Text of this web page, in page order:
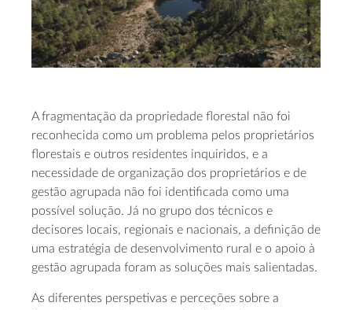
A fragmentação da propriedade florestal não foi
reconhecida como um problema pelos proprietários
florestais e outros residentes inquiridos, e a
necessidade de organização dos proprietários e de
gestão agrupada não foi identificada como uma
possível solução. Já no grupo dos técnicos e
decisores locais, regionais e nacionais, a definição de
uma estratégia de desenvolvimento rural e o apoio à
gestão agrupada foram as soluções mais salientadas.
As diferentes perspetivas e perceções sobre a